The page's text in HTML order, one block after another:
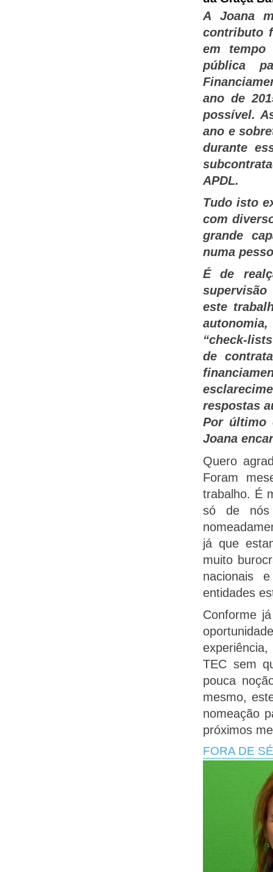
A Joana
contributo
em tempo
pública
ano de
possível.
ano e
durante
APDL.
Tudo isto
com
grande
numa
É de
este
“check-
de
respostas
Por último
Joana
Quero
Foram
trabalho. É
só de nós
já que
muito
nacionais
entidades
Conforme
TEC sem
pouca
mesmo,
nomeação
próximos
FORA DE